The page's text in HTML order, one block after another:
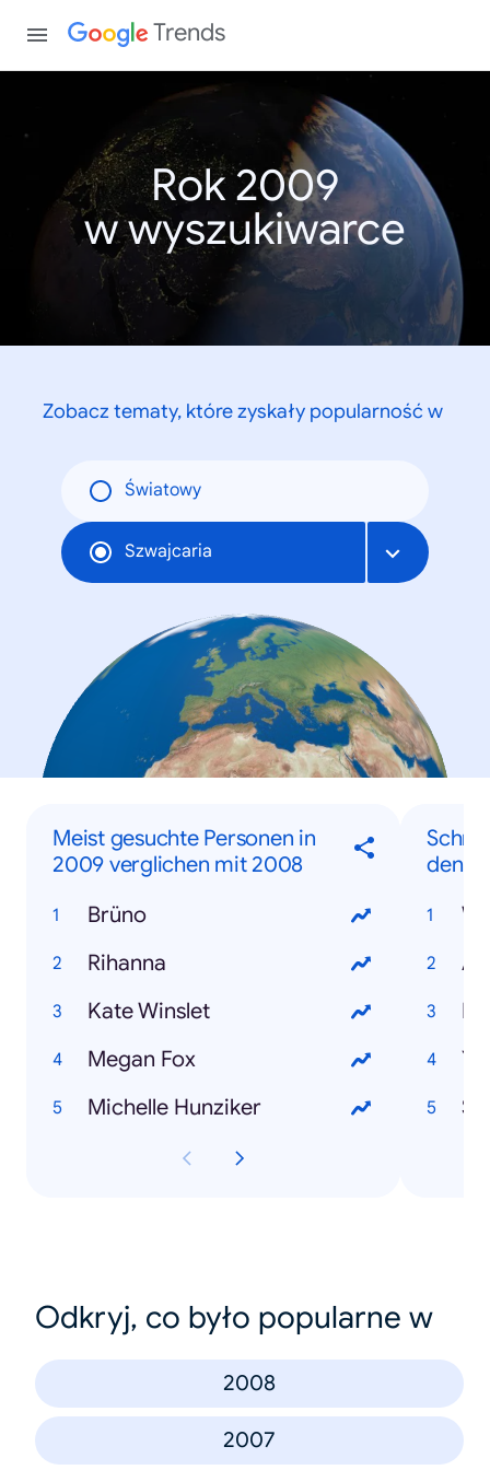
Trends
Rok 2009
w wyszukiwarce
Zobacz tematy, które zyskały popularność w
Światowy
Szwajcaria
Meist gesuchte Personen in
2009 verglichen mit 2008
Brüno
Rihanna
Kate Winslet
Megan Fox
Michelle Hunziker
den
Odkryj, co było popularne w
2008
2007